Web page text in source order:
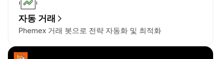
자동 거래
Phemex 거래 봇으로 전략 자동화 및 최적화